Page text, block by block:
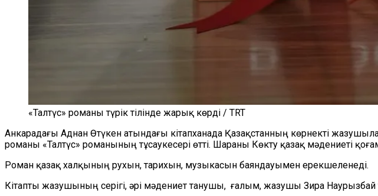
«Талтүс» романы түрік тілінде жарық көрді / TRT
Анкарадағы Аднан Өтүкен атындағы кітапханада Қазақстанның көрнекті
романы «Талтүс» романының тұсаукесері өтті. Шараны Көкту қазақ мәдениеті
Роман қазақ халқының рухын, тарихын, музыкасын баяндауымен ерекшеленеді.
Кітапты жазушының серігі, әрі мәдениет танушы, ғалым, жазушы Зира